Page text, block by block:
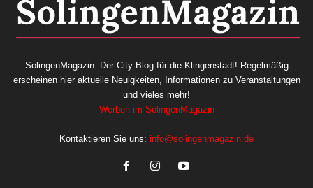
SolingenMagazin: Der City-Blog für die Klingenstadt! Regelmäßig
erscheinen hier aktuelle Neuigkeiten, Informationen zu Veranstaltungen
und vieles mehr!
Werben im SolingenMagazin
Kontaktieren Sie uns: info@solingenmagazin.de